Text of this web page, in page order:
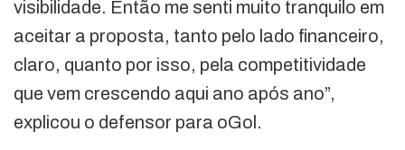
visibilidade. Então me senti muito tranquilo em
aceitar a proposta, tanto pelo lado financeiro,
claro, quanto por isso, pela competitividade
que vem crescendo aqui ano após ano”,
explicou o defensor para oGol.